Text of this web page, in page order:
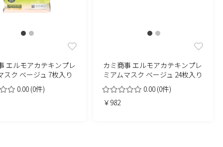
エルモアカテキンプレ
スク ベージュ 7枚入り
0.00 (0件)
カミ商事 エルモアカテキンプレ
ミアムマスク ベージュ 24枚入り
0.00 (0件)
￥982